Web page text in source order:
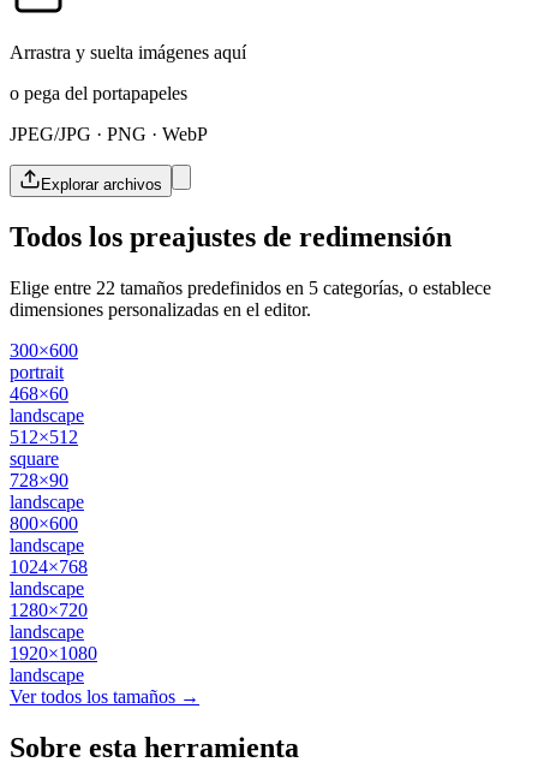
Arrastra y suelta imágenes aquí
o pega del portapapeles
JPEG/JPG · PNG · WebP
Explorar archivos
Todos los preajustes de redimensión
Elige entre 22 tamaños predefinidos en 5 categorías, o establece
dimensiones personalizadas en el editor.
300×600
portrait
468×60
landscape
512×512
square
728×90
landscape
800×600
landscape
1024×768
landscape
1280×720
landscape
1920×1080
landscape
Ver todos los tamaños →
Sobre esta herramienta